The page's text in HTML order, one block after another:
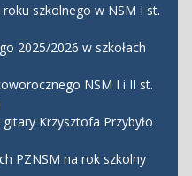
szkolnego w NSM I st.
2025/2026 w szkołach
NSM I i II st.
Krzysztofa Przybyło
PZNSM na rok szkolny